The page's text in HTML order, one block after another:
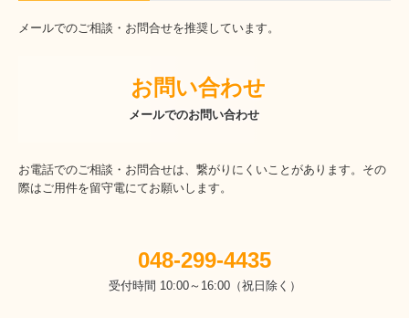
メールでのご相談・お問合せを推奨しています。
お問い合わせ
メールでのお問い合わせ
お電話でのご相談・お問合せは、繋がりにくいことがあります。その
際はご用件を留守電にてお願いします。
048-299-4435
受付時間 10:00～16:00（祝日除く）